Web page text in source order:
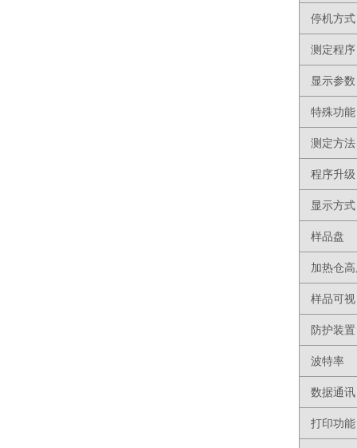
停机方式
测定程序
显示参数
特殊功能
测定方法
程序升级
显示方式
样品盘
加热仓
样品可视
防护装置
波特率
数据通讯
打印功能